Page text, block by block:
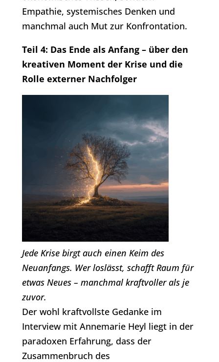
Empathie, systemisches Denken und
manchmal auch Mut zur Konfrontation.
Teil 4: Das Ende als Anfang – über den
kreativen Moment der Krise und die
Rolle externer Nachfolger
Jede Krise birgt auch einen Keim des
Neuanfangs. Wer loslässt, schafft Raum für
etwas Neues – manchmal kraftvoller als je
zuvor.
Der wohl kraftvollste Gedanke im
Interview mit Annemarie Heyl liegt in der
paradoxen Erfahrung, dass der
Zusammenbruch des